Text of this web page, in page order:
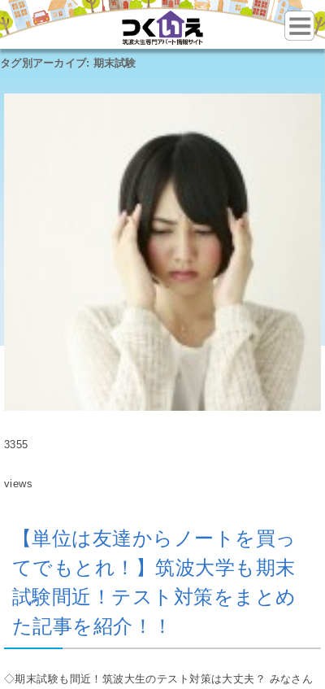
タグ別アーカイブ: 期末試験
3355
views
【単位は友達からノートを買っ
てでもとれ！】筑波大学も期末
試験間近！テスト対策をまとめ
た記事を紹介！！
◇期末試験も間近！筑波大生のテスト対策は大丈夫？ みなさん